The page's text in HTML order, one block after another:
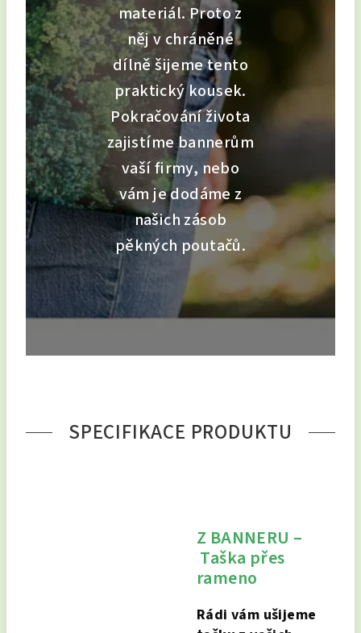
materiál. Proto z
něj v chráněné
dílně šijeme tento
praktický kousek.
Pokračování života
zajistíme bannerům
vaší firmy, nebo
vám je dodáme z
našich zásob
pěkných poutačů.
SPECIFIKACE PRODUKTU
Z BANNERU –
Taška přes
rameno
Rádi vám ušijeme